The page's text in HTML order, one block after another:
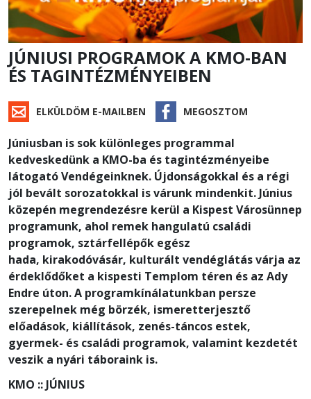
JÚNIUSI PROGRAMOK A KMO-BAN
ÉS TAGINTÉZMÉNYEIBEN
ELKÜLDÖM E-MAILBEN MEGOSZTOM
Júniusban is sok különleges programmal
kedveskedünk a KMO-ba és tagintézményeibe
látogató Vendégeinknek. Újdonságokkal és a régi
jól bevált sorozatokkal is várunk mindenkit. Június
közepén megrendezésre kerül a Kispest Városünnep
programunk, ahol remek hangulatú családi
programok, sztárfellépők egész
hada, kirakodóvásár, kulturált vendéglátás várja az
érdeklődőket a kispesti Templom téren és az Ady
Endre úton. A programkínálatunkban persze
szerepelnek még börzék, ismeretterjesztő
előadások, kiállítások, zenés-táncos estek,
gyermek- és családi programok, valamint kezdetét
veszik a nyári táboraink is.
KMO :: JÚNIUS